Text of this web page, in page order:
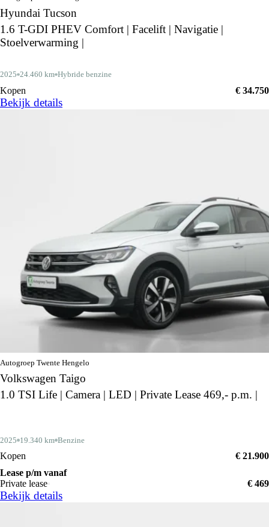
Hyundai Tucson
1.6 T-GDI PHEV Comfort | Facelift | Navigatie |
Stoelverwarming |
2025 24.460 km Hybride benzine
Kopen € 34.750
Bekijk details
Autogroep Twente Hengelo
Volkswagen Taigo
1.0 TSI Life | Camera | LED | Private Lease 469,- p.m. |
2025 19.340 km Benzine
Kopen
€ 21.900
Lease p/m vanaf
Private lease
€ 469
Bekijk details